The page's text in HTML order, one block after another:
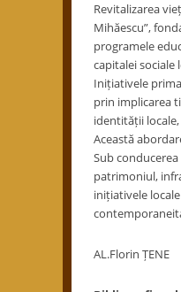
Revitalizarea
Mihăescu”,
programele
capitalei sociale
Inițiativele
prin implicarea
identității
Această
Sub
patrimoniul,
inițiativele
AL.Florin ȚENE